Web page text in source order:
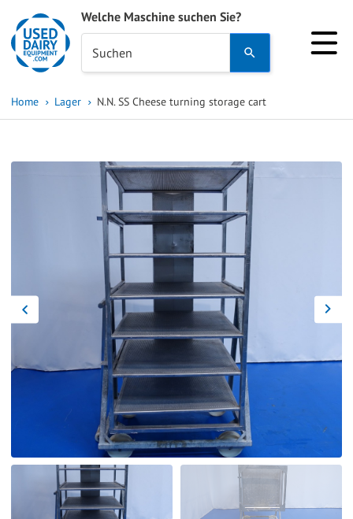
Welche Maschine suchen Sie?
Suchen
and
to
select
a
result.
Press
enter
to
go
the
selected
search
result.
Touch
Home Lager N.N. SS Cheese turning storage cart